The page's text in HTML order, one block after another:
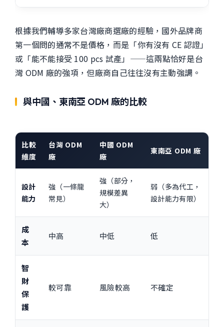
根據我們輔導多家台灣廠商選廠的經驗，國外品牌商
第一個問的通常不是價格，而是「你有沒有 CE 認證」
或「能不能接受 100 pcs 試產」——這兩點恰好是台
灣 ODM 廠的強項，但廠商自己往往沒有主動強調。
與中國、東南亞 ODM 廠的比較
比較
維度
台灣 ODM
廠
中國 ODM
廠
東南亞 ODM 廠
設計
能力
強（一條龍
常見）
強（部分，
規模差異
大）
弱（多為代工，
設計能力有限）
成
本
中高 中低 低
智
財
保
護
較可靠 風險較高 不確定